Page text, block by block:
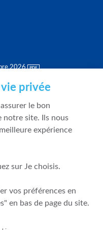
2026
privée
le bon
notre site. Ils nous
expérience
sur Je choisis.
vos préférences en
en bas de page du site.